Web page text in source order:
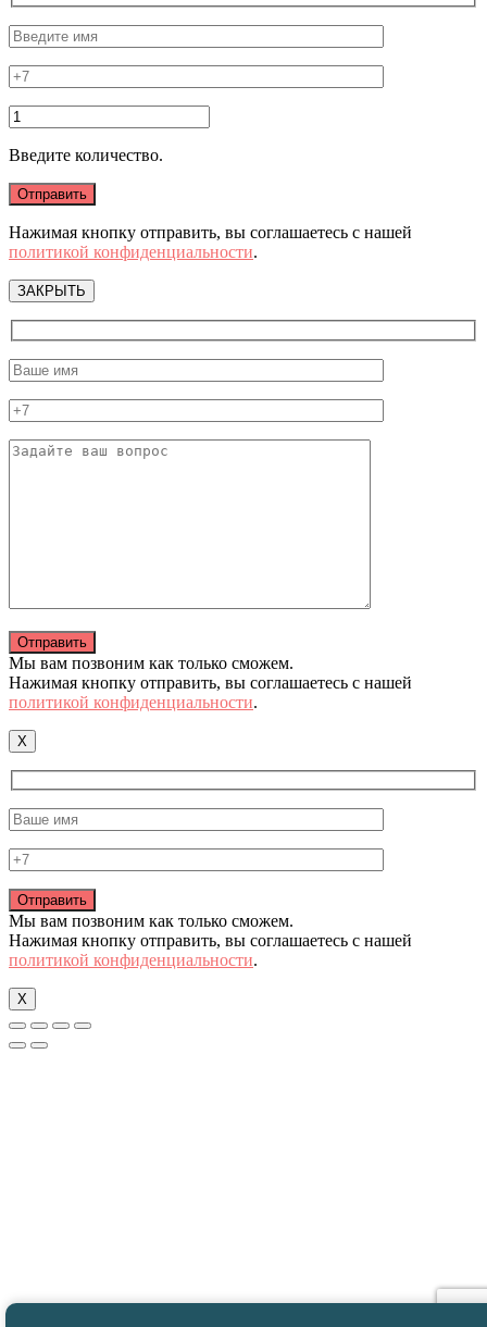
Введите количество.
Нажимая кнопку отправить, вы соглашаетесь с нашей
политикой конфиденциальности.
ЗАКРЫТЬ
Мы вам позвоним как только сможем.
Нажимая кнопку отправить, вы соглашаетесь с нашей
политикой конфиденциальности.
X
Мы вам позвоним как только сможем.
Нажимая кнопку отправить, вы соглашаетесь с нашей
политикой конфиденциальности.
X